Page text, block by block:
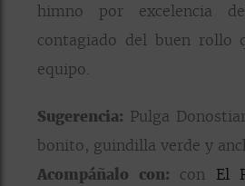
himno por excelencia
contagiado del buen rollo
equipo.
Sugerencia: Pulga
bonito, guindilla verde y
Acompáñalo con: con El